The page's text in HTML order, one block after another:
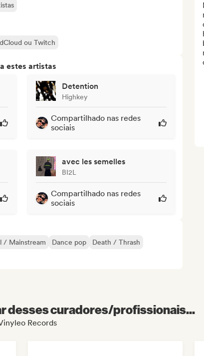
ou Twitch
estes artistas
Detention
Highkey
Compartilhado nas redes
sociais
avec les semelles
BI2L
Compartilhado nas redes
sociais
/ Mainstream Dance pop
Death / Thrash
desses curadores/profissionais...
Records